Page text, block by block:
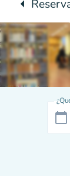
arrow_leftVuelta:
calendar_today